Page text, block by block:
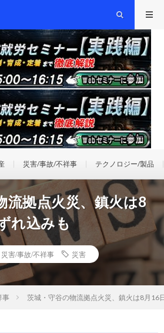
災害/事故/不祥事 テクノロジー/製品
流拠点火災、鎮火は8
れ込みも
災害/事故/不祥事 災害
事 茨城・守谷の物流拠点火災、鎮火は8月16